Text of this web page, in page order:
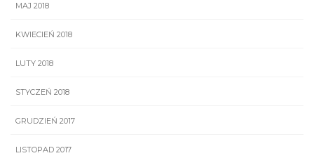
MAJ 2018
KWIECIEŃ 2018
LUTY 2018
STYCZEŃ 2018
GRUDZIEŃ 2017
LISTOPAD 2017